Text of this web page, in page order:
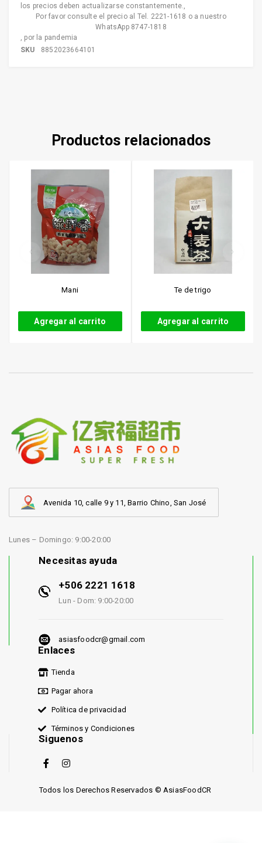
los precios deben actualizarse constantemente.,
Por favor consulte el precio al Tel. 2221-1618 o a nuestro
WhatsApp 8747-1818
, por la pandemia
SKU
8852023664101
Productos relacionados
Mani
Agregar al carrito
Te de trigo
Agregar al carrito
Avenida 10, calle 9 y 11, Barrio Chino, San José
Lunes – Domingo: 9:00-20:00
Necesitas ayuda
+506 2221 1618
Lun - Dom: 9:00-20:00
asiasfoodcr@gmail.com
Enlaces
Tienda
Pagar ahora
Política de privacidad
Términos y Condiciones
Siguenos
Todos los Derechos Reservados © AsiasFoodCR